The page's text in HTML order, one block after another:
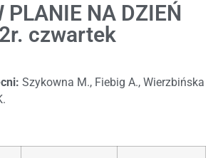
PLANIE NA DZIEŃ
czwartek
Szykowna M., Fiebig A., Wierzbińska